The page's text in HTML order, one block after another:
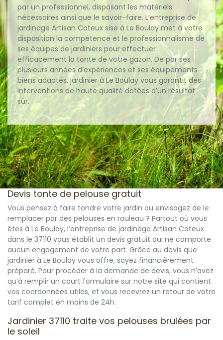
par un professionnel, disposant les matériels
nécessaires ainsi que le savoir-faire. L’entreprise de
jardinage Artisan Coteux sise à Le Boulay met à votre
disposition la compétence et le professionnalisme de
ses équipes de jardiniers pour effectuer
efficacement la tonte de votre gazon. De par ses
plusieurs années d’expériences et ses équipements
biens adaptés, jardinier à Le Boulay vous garantit des
interventions de haute qualité dotées d’un résultat
sûr.
Devis tonte de pelouse gratuit
Vous pensez à faire tondre votre jardin ou envisagez de le
remplacer par des pelouses en rouleau ? Partout où vous
êtes à Le Boulay, l’entreprise de jardinage Artisan Coteux
dans le 37110 vous établit un devis gratuit qui ne comporte
aucun engagement de votre part. Grâce au devis que
jardinier à Le Boulay vous offre, soyez financièrement
préparé. Pour procéder à la demande de devis, vous n’avez
qu’à remplir un court formulaire sur notre site qui contient
vos coordonnées utiles, et vous recevrez un retour de votre
tarif complet en moins de 24h.
Jardinier 37110 traite vos pelouses brulées par
le soleil